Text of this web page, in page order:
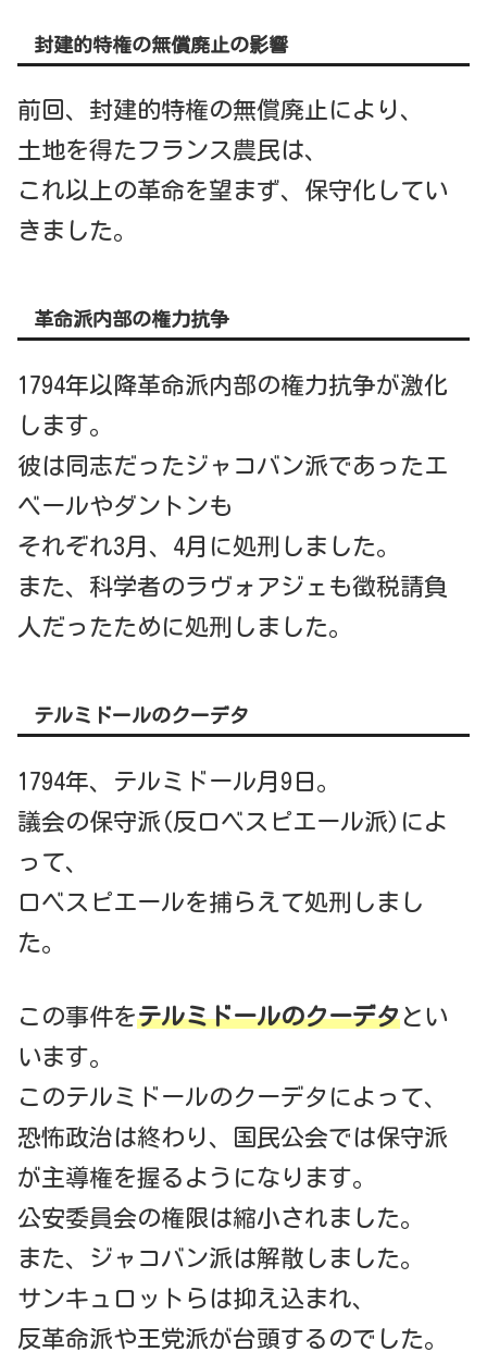
封建的特権の無償廃止の影響
前回、封建的特権の無償廃止により、
土地を得たフランス農民は、
これ以上の革命を望まず、保守化してい
きました。
革命派内部の権力抗争
1794年以降革命派内部の権力抗争が激化
します。
彼は同志だったジャコバン派であったエ
ベールやダントンも
それぞれ3月、4月に処刑しました。
また、科学者のラヴォアジェも徴税請負
人だったために処刑しました。
テルミドールのクーデタ
1794年、テルミドール月9日。
議会の保守派(反ロベスピエール派)によ
って、
ロベスピエールを捕らえて処刑しまし
た。
この事件をテルミドールのクーデタとい
います。
このテルミドールのクーデタによって、
恐怖政治は終わり、国民公会では保守派
が主導権を握るようになります。
公安委員会の権限は縮小されました。
また、ジャコバン派は解散しました。
サンキュロットらは抑え込まれ、
反革命派や王党派が台頭するのでした。